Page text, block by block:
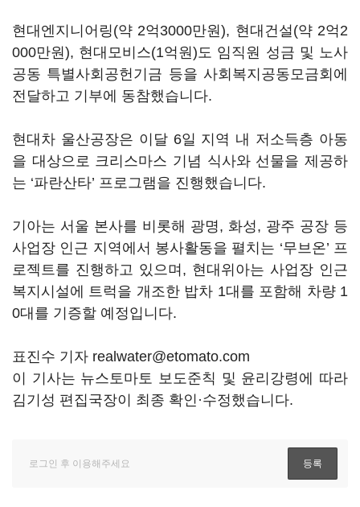
현대엔지니어링(약 2억3000만원), 현대건설(약 2억2
000만원), 현대모비스(1억원)도 임직원 성금 및 노사
공동 특별사회공헌기금 등을 사회복지공동모금회에
전달하고 기부에 동참했습니다.
현대차 울산공장은 이달 6일 지역 내 저소득층 아동
을 대상으로 크리스마스 기념 식사와 선물을 제공하
는 ‘파란산타’ 프로그램을 진행했습니다.
기아는 서울 본사를 비롯해 광명, 화성, 광주 공장 등
사업장 인근 지역에서 봉사활동을 펼치는 ‘무브온’ 프
로젝트를 진행하고 있으며, 현대위아는 사업장 인근
복지시설에 트럭을 개조한 밥차 1대를 포함해 차량 1
0대를 기증할 예정입니다.
표진수 기자 realwater@etomato.com
이 기사는 뉴스토마토 보도준칙 및 윤리강령에 따라
김기성 편집국장이 최종 확인·수정했습니다.